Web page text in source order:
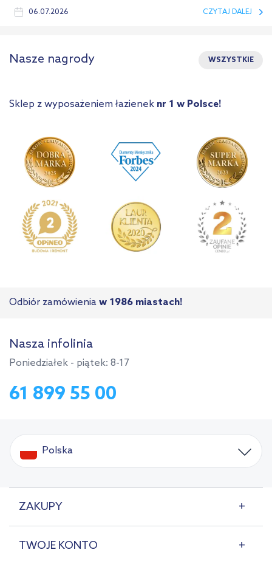
06.07.2026 CZYTAJ DALEJ
Nasze nagrody WSZYSTKIE
Sklep z wyposażeniem łazienek nr 1 w Polsce!
Odbiór zamówienia w 1986 miastach!
Nasza infolinia
Poniedziałek - piątek: 8-17
61 899 55 00
Polska
ZAKUPY
TWOJE KONTO